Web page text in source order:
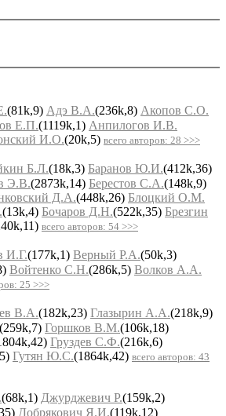
(81k,9) Адэ В.А.(236k,8) Акопов С.О.
Е.П.(1119k,1) Анпилогов И.В.
И.О.(20k,5) всего авторов: 28 >>>
Б.Л.(18k,3) Баранов Ю.И.(412k,36)
Э.В.(2873k,14) Берестов С.А.(148k,9)
Д.А.(448k,26) Блоцкий О.М.
(13k,4) Бочаров Д.Н.(522k,35) Брезгин
всего авторов: 54 >>>
И.Г.(177k,1) Верный Р.А.(50k,3)
Войтенко С.Н.(286k,5) Волков А.А.
25 >>>
В.А.(182k,23) Глазырин А.А.(218k,9)
(259k,7) Горшков В.М.(106k,18)
Груздев С.Ф.(216k,6)
Гутян Ю.С.(1864k,42) всего авторов: 43
(68k,1) Джурджевич Р.(159k,2)
Добрякович Я.И.(119k,12)